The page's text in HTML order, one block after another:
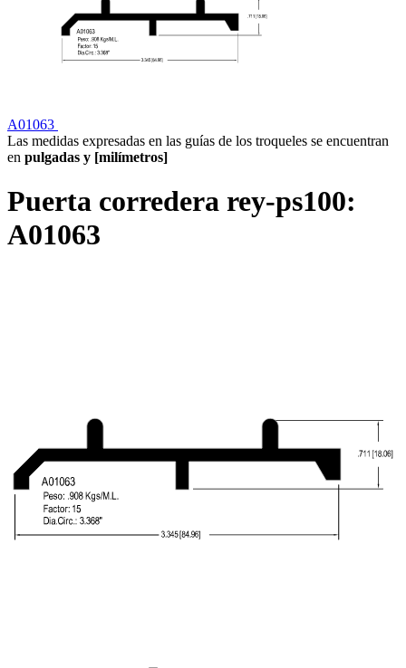
A01063
Las medidas expresadas en las guías de los troqueles se encuentran
en pulgadas y [milímetros]
Puerta corredera rey-ps100:
A01063